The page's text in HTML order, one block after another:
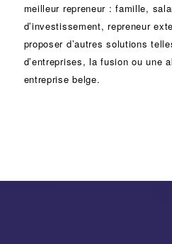
meilleur repreneur :famille,
d’investissement, repreneur
proposer d’autres solutions
d’entreprises, lafusion ou une
entreprise belge.